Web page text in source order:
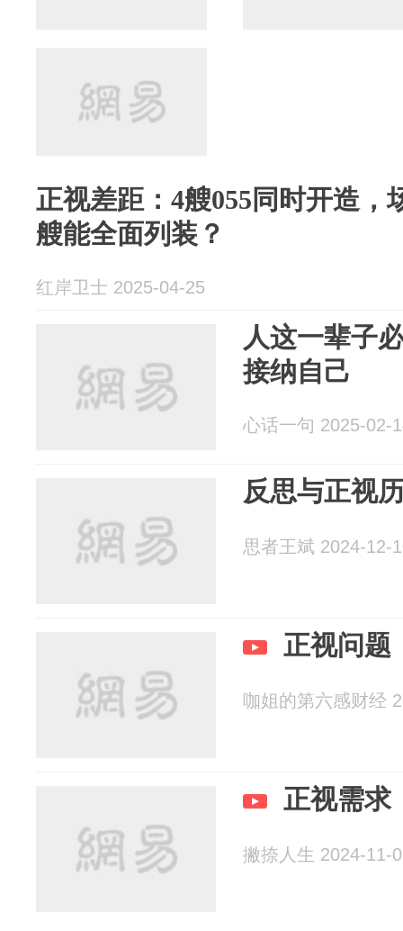
正视差距：4艘055同时开造，
艘能全面列装？
红岸卫士 2025-04-25
人这一辈子
接纳自己
心话一句 2025-02-
反思与正视
思者王斌 2024-12-
正视问题
咖姐的第六感财经
正视需求
撇捺人生 2024-11-